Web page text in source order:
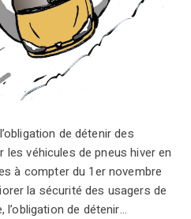
de détenir des
les véhicules de pneus hiver en
à compter du 1er novembre
la sécurité des usagers de
l’obligation de détenir…